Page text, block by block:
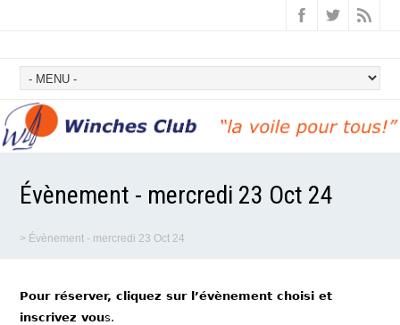
Évènement - mercredi 23 Oct 24
> Évènement - mercredi 23 Oct 24
Pour réserver, cliquez sur l’évènement choisi et
inscrivez vous.